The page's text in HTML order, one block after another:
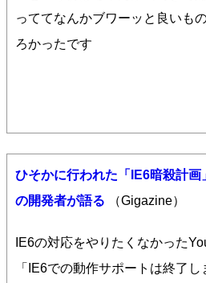
っててなんかブワーッと良いも
ろかったです
ひそかに行われた「IE6暗殺計
の開発者が語る （Gigazine）
IE6の対応をやりたくなかった
「IE6での動作サポートは終了